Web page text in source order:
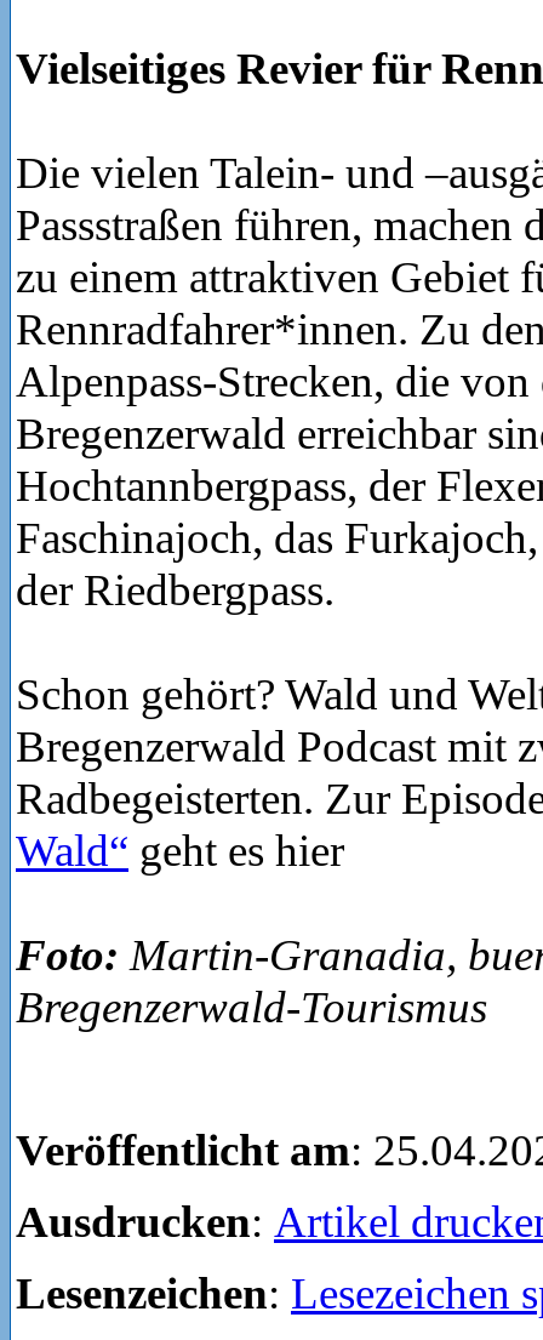
Vielseitiges Revier für
Die vielen Talein- und
Passstraßen führen, machen
zu einem attraktiven Gebiet
Rennradfahrer*innen. Zu
Alpenpass-Strecken, die
Bregenzerwald erreichbar
Hochtannbergpass, der
Faschinajoch, das
der Riedbergpass.
Schon gehört? Wald und
Bregenzerwald Podcast mit
Radbegeisterten. Zur
Wald“ geht es hier
Foto: Martin-Granadia,
Bregenzerwald-Tourismus
Veröffentlicht am:
Ausdrucken: Artikel
Lesenzeichen: Lesezeichen